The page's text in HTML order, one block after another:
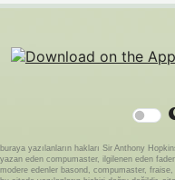
buraya yazılanların hakları Sir Anthony
yazan eden compumaster, ilgilenen eden fader
modere edenler basond, compumaster,